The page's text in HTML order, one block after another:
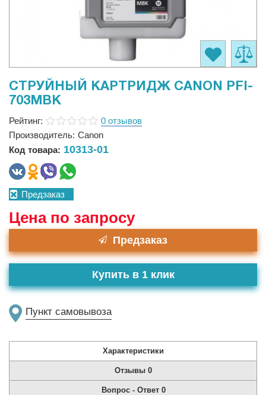
СТРУЙНЫЙ КАРТРИДЖ CANON PFI-
703MBK
Рейтинг:
0 отзывов
Производитель: Canon
Код товара: 10313-01
Предзаказ
Цена по запросу
Предзаказ
Пункт самовывоза
Купить в 1 клик
Характеристики
Отзывы 0
Вопрос - Ответ 0